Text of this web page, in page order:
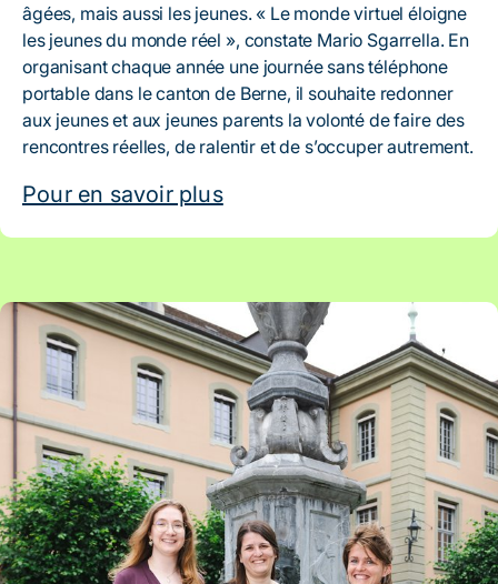
âgées, mais aussi les jeunes. « Le monde virtuel éloigne
les jeunes du monde réel », constate Mario Sgarrella. En
organisant chaque année une journée sans téléphone
portable dans le canton de Berne, il souhaite redonner
aux jeunes et aux jeunes parents la volonté de faire des
rencontres réelles, de ralentir et de s’occuper autrement.
Pour en savoir plus
Artikel: I’m your neighbour